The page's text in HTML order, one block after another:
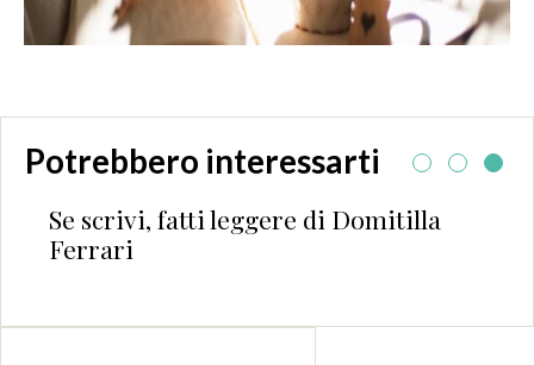
Potrebbero interessarti
Se scrivi, fatti leggere di Domitilla
Ferrari